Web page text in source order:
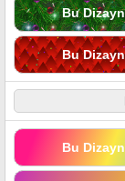
Bu
Bu
Bu